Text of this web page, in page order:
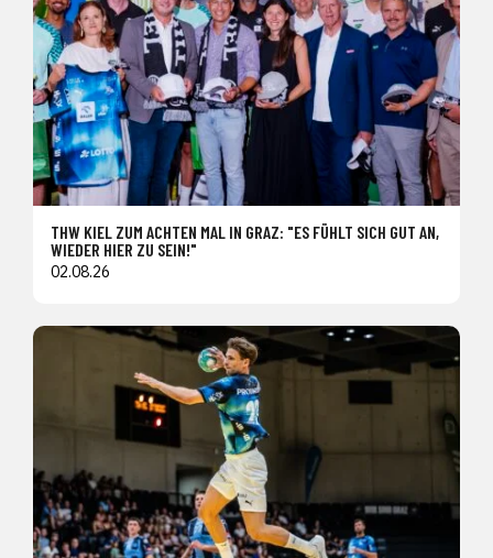
THW KIEL ZUM ACHTEN MAL IN GRAZ: "ES FÜHLT SICH GUT AN,
WIEDER HIER ZU SEIN!"
02.08.26